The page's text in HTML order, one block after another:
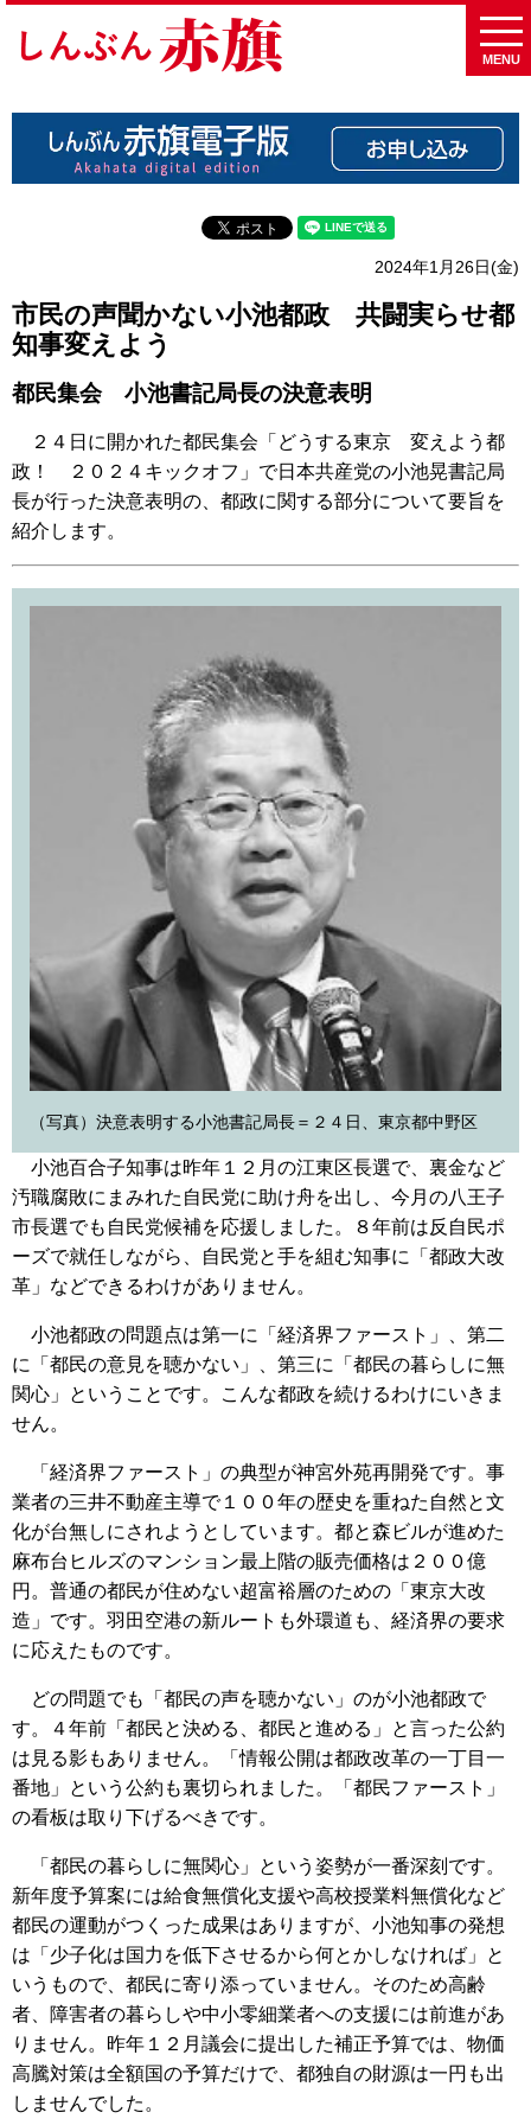
MENU
2024年1月26日(金)
市民の声聞かない小池都政 共闘実らせ都
知事変えよう
都民集会 小池書記局長の決意表明
２４日に開かれた都民集会「どうする東京 変えよう都
政！ ２０２４キックオフ」で日本共産党の小池晃書記局
長が行った決意表明の、都政に関する部分について要旨を
紹介します。
（写真）決意表明する小池書記局長＝２４日、東京都中野区
小池百合子知事は昨年１２月の江東区長選で、裏金など
汚職腐敗にまみれた自民党に助け舟を出し、今月の八王子
市長選でも自民党候補を応援しました。８年前は反自民ポ
ーズで就任しながら、自民党と手を組む知事に「都政大改
革」などできるわけがありません。
小池都政の問題点は第一に「経済界ファースト」、第二
に「都民の意見を聴かない」、第三に「都民の暮らしに無
関心」ということです。こんな都政を続けるわけにいきま
せん。
「経済界ファースト」の典型が神宮外苑再開発です。事
業者の三井不動産主導で１００年の歴史を重ねた自然と文
化が台無しにされようとしています。都と森ビルが進めた
麻布台ヒルズのマンション最上階の販売価格は２００億
円。普通の都民が住めない超富裕層のための「東京大改
造」です。羽田空港の新ルートも外環道も、経済界の要求
に応えたものです。
どの問題でも「都民の声を聴かない」のが小池都政で
す。４年前「都民と決める、都民と進める」と言った公約
は見る影もありません。「情報公開は都政改革の一丁目一
番地」という公約も裏切られました。「都民ファースト」
の看板は取り下げるべきです。
「都民の暮らしに無関心」という姿勢が一番深刻です。
新年度予算案には給食無償化支援や高校授業料無償化など
都民の運動がつくった成果はありますが、小池知事の発想
は「少子化は国力を低下させるから何とかしなければ」と
いうもので、都民に寄り添っていません。そのため高齢
者、障害者の暮らしや中小零細業者への支援には前進があ
りません。昨年１２月議会に提出した補正予算では、物価
高騰対策は全額国の予算だけで、都独自の財源は一円も出
しませんでした。